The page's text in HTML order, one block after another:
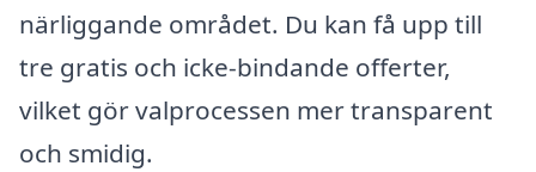
närliggande området. Du kan få upp till
tre gratis och icke-bindande offerter,
vilket gör valprocessen mer transparent
och smidig.